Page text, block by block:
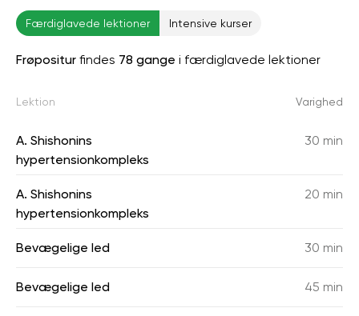
Færdiglavede lektioner Intensive kurser
Frøpositur findes 78 gange i færdiglavede lektioner
Lektion Varighed
A. Shishonins
hypertensionkompleks
30 min
A. Shishonins
hypertensionkompleks
20 min
Bevægelige led 30 min
Bevægelige led 45 min